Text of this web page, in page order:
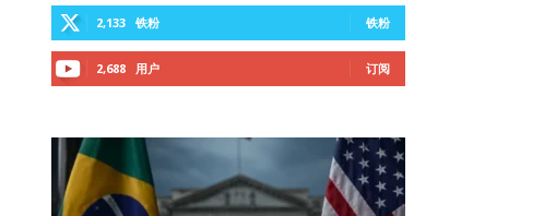
2,133 铁粉 铁粉
2,688 用户 订阅